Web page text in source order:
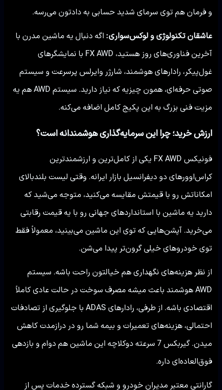
و فرمان هم توی سرمای شدید حسابی به دادتون می‌رسه.
عاشقان تکنولوژی و لوکس‌سواری:اگه دنبال یه ماشین مدرن با
آخرین فناوری‌های روز هستید، FX AWD با نمایشگرهای
غول‌پیکر، رادارهای هوشمند، شارژر وایرلس پرسرعت و سیستم
صوتی حرفه‌ای، همون چیزیه که نیاز دارید. سیستم AWD هم یه
مزیت فنی بزرگ به این پکیج کامل اضافه می‌کنه.
ارزش خرید؛ چرا این سرمایه‌گذاری هوشمندانه است؟
فونیکس FX AWD یکی از کامل‌ترین و ارزشمندترین
کراس‌اوورهای دو دیفرانسیل بازار ایرانه. وقتی لیست بلندبالای
امکاناتش رو با قیمتش مقایسه می‌کنید، متوجه می‌شید که
دارید یه ماشین با استانداردهای جهانی رو با یه قیمت رقابتی
می‌خرید. آپشن‌هایی که توی این ماشین می‌بینید، معمولاً فقط
توی خودروهای خیلی گرون‌تر پیدا می‌شن.
از نظر هزینه‌های نگهداری هم خیالتون راحت باشه. سیستم
AWD هوشمند باعث میشه مصرف سوخت در حالت عادی کاملاً
اقتصادی باشه. از طرفی، رادارهای ADAS با جلوگیری از تصادفات
احتمالی، هزینه‌های تعمیرات و بیمه شما رو در درازمدت کاهش
میدن. گیربکس 7 سرعته دوکلاچه این ماشین هم دوام و بازدهی
فوق‌العاده‌ای داره.
گارانتی معتبر مدیران خودرو و شبکه گسترده خدمات پس از